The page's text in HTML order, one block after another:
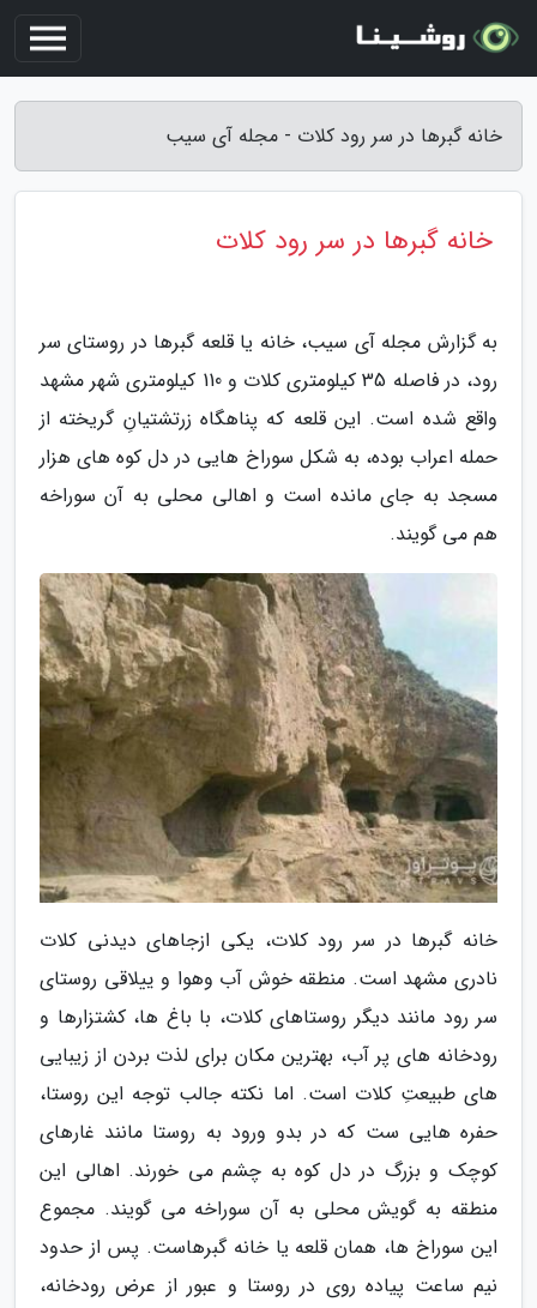
خانه گبرها در سر رود کلات - مجله آی سیب
خانه گبرها در سر رود کلات
به گزارش مجله آی سیب، خانه یا قلعه گبرها در روستای سر
رود، در فاصله 35 کیلومتری کلات و 110 کیلومتری شهر مشهد
واقع شده است. این قلعه که پناهگاه زرتشتیانِ گریخته از
حمله اعراب بوده، به شکل سوراخ هایی در دل کوه های هزار
مسجد به جای مانده است و اهالی محلی به آن سوراخه
هم می گویند.
خانه گبرها در سر رود کلات، یکی ازجاهای دیدنی کلات
نادری مشهد است. منطقه خوش آب وهوا و ییلاقی روستای
سر رود مانند دیگر روستاهای کلات، با باغ ها، کشتزارها و
رودخانه های پر آب، بهترین مکان برای لذت بردن از زیبایی
های طبیعتِ کلات است. اما نکته جالب توجه این روستا،
حفره هایی ست که در بدو ورود به روستا مانند غارهای
کوچک و بزرگ در دل کوه به چشم می خورند. اهالی این
منطقه به گویش محلی به آن سوراخه می گویند. مجموع
این سوراخ ها، همان قلعه یا خانه گبرهاست. پس از حدود
نیم ساعت پیاده روی در روستا و عبور از عرض رودخانه،